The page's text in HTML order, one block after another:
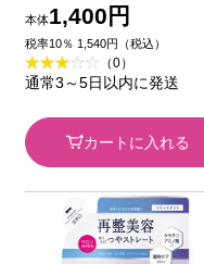
ト ３８０ｇ マンダム
本体1,400円
税率10％ 1,540円（税込）
（0）
通常3～5日以内に発送
カートに入れる